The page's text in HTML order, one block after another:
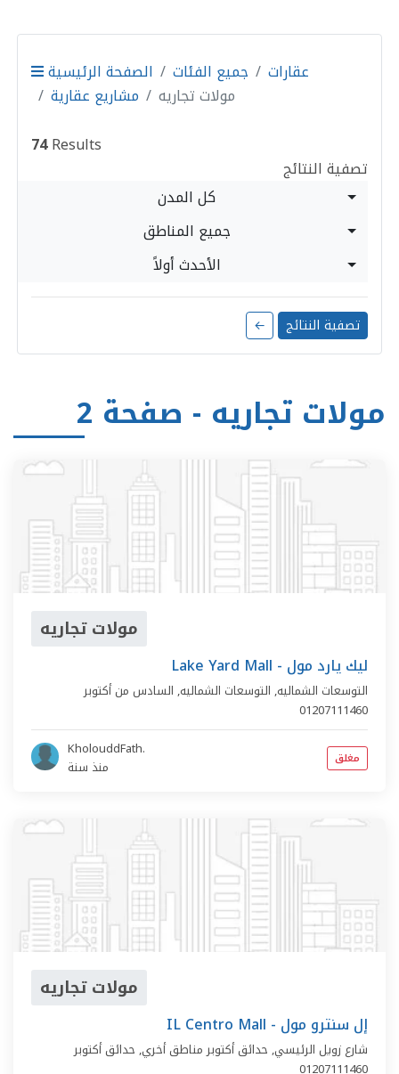
الصفحة الرئيسية جميع الفئات
عقارات
مشاريع عقارية
مولات تجاريه
74Results
تصفية النتائج
كل المدن
جميع المناطق
الأحدث أولاً
← تصفية النتائج
مولات تجاريه - صفحة 2
مولات تجاريه
Lake Yard Mall - ليك يارد مول
التوسعات الشماليه, التوسعات الشماليه, السادس من أكتوبر
01207111460
KholouddFath.
منذ سنة
مغلق
مولات تجاريه
IL Centro Mall - إل سنترو مول
شارع زويل الرئيسي, حدائق أكتوبر مناطق أخري, حدائق أكتوبر
01207111460